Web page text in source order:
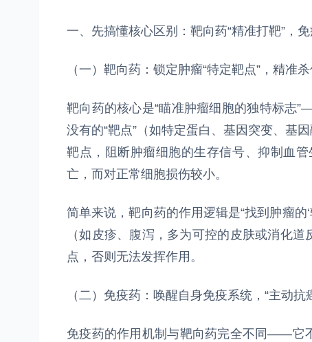
一、先搞懂核心区别：靶向药“精准打靶”，免
（一）靶向药：锁定肿瘤“特定靶点”，精准
靶向药的核心是“瞄准肿瘤细胞的独特标志
没有的“靶点”（如特定蛋白、基因突变、基
靶点，阻断肿瘤细胞的生存信号、抑制血
亡，而对正常细胞损伤较小。
简单来说，靶向药的作用逻辑是“找到肿瘤的
（如皮疹、腹泻，多为可控的皮肤或消化
点，否则无法发挥作用。
（二）免疫药：唤醒自身免疫系统，“主动抗
免疫药的作用机制与靶向药完全不同——它